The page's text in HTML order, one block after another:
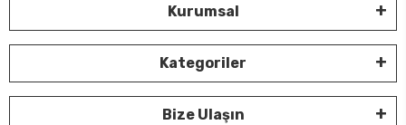
Kurumsal
Kategoriler
Bize Ulaşın